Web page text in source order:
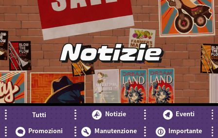
Notizie
Tutti Notizie
Eventi
Promozioni
Manutenzione Importante